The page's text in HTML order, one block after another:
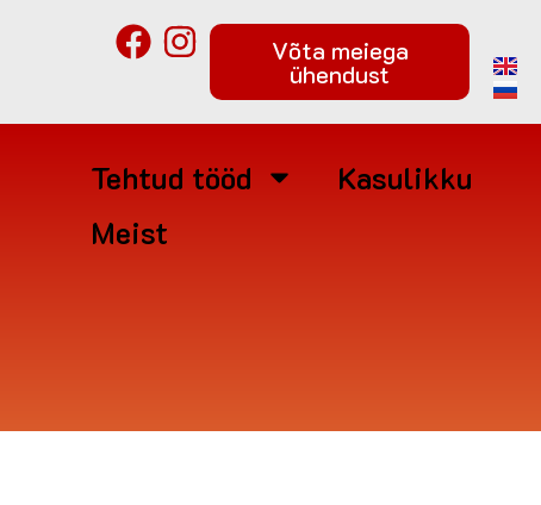
Võta meiega
ühendust
Tehtud tööd
Kasulikku
Meist